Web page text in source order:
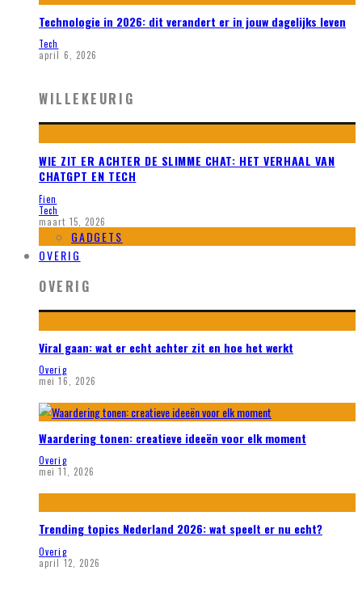
Technologie in 2026: dit verandert er in jouw dagelijks leven
Tech
april 6, 2026
WILLEKEURIG
WIE ZIT ER ACHTER DE SLIMME CHAT: HET VERHAAL VAN
CHATGPT EN TECH
Fien
Tech
maart 15, 2026
GADGETS
OVERIG
OVERIG
Viral gaan: wat er echt achter zit en hoe het werkt
Overig
mei 16, 2026
Waardering tonen: creatieve ideeën voor elk moment
Overig
mei 11, 2026
Trending topics Nederland 2026: wat speelt er nu echt?
Overig
april 12, 2026